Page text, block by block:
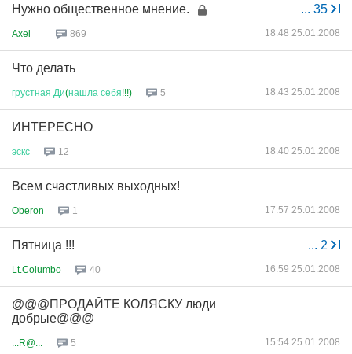
... 35
Нужно общественное мнение.
Axel__ 869 18:48 25.01.2008
Что делать
грустная Ди(нашла себя!!!) 5 18:43 25.01.2008
ИНТЕРЕСНО
эскс 12 18:40 25.01.2008
Всем счастливых выходных!
Oberon 1 17:57 25.01.2008
... 2
Пятница !!!
Lt.Columbo 40 16:59 25.01.2008
@@@ПРОДАЙТЕ КОЛЯСКУ люди
добрые@@@
...R@... 5 15:54 25.01.2008